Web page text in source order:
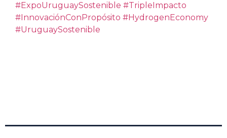
#ExpoUruguaySostenible #TripleImpacto
#InnovaciónConPropósito #HydrogenEconomy
#UruguaySostenible